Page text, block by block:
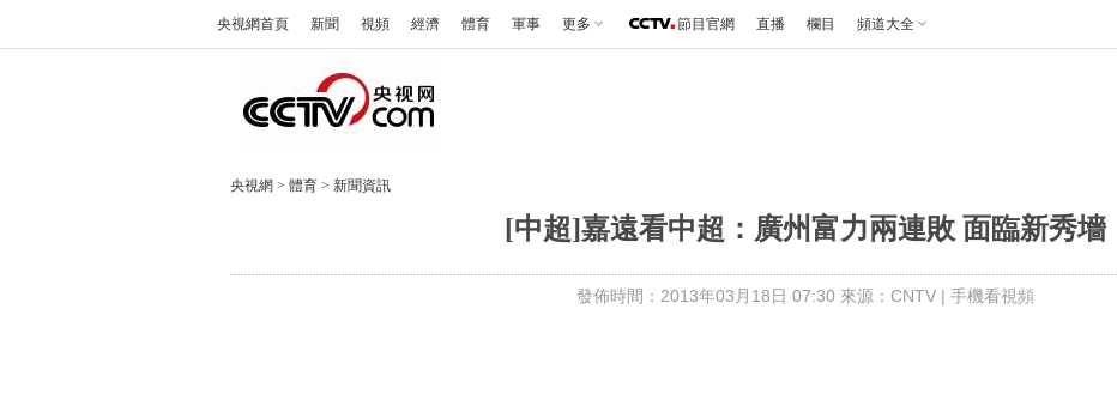
央視網首頁 新聞 視頻 經濟 體育 軍事 更多 節目官網 直播 欄目 頻道大全
央視網 > 體育 > 新聞資訊
[中超]嘉遠看中超：廣州富力兩連敗 面臨新秀墻
發佈時間：2013年03月18日 07:30 來源：CNTV | 手機看視頻